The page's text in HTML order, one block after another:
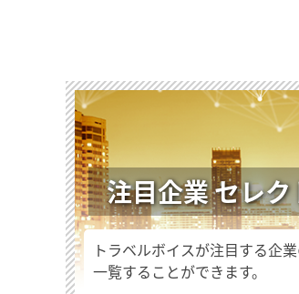
注目企業 セレク
トラベルボイスが注目する企
一覧することができます。